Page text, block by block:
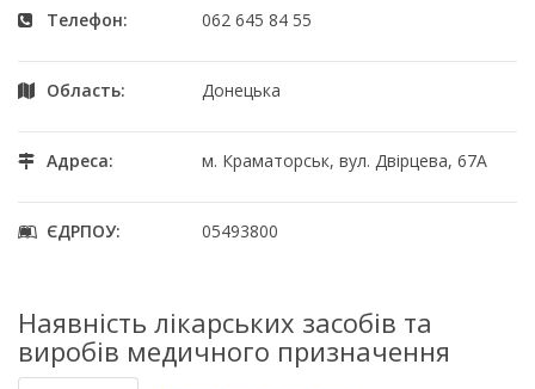
Телефон: 062 645 84 55
Область: Донецька
Адреса: м. Краматорськ, вул. Двірцева, 67А
ЄДРПОУ: 05493800
Наявність лікарських засобів та
виробів медичного призначення